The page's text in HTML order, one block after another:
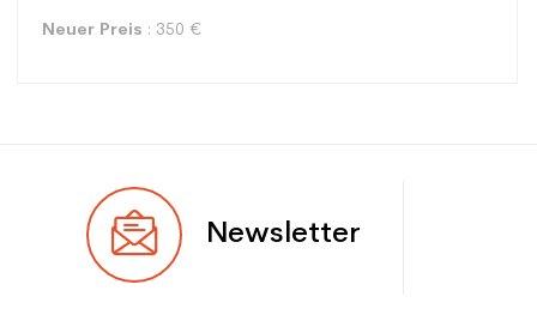
Neuer Preis : 350 €
Benutzer Gemischt
Newsletter